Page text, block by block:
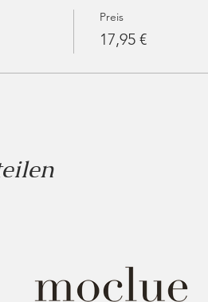
Preis
17,95 €